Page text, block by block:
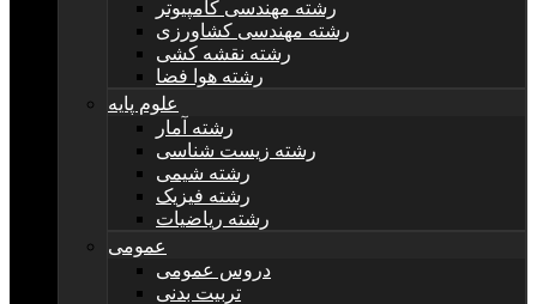
رشته مهندسی کامپیوتر
رشته مهندسی کشاورزی
رشته نقشه کشی
رشته هوا فضا
علوم پایه
رشته آمار
رشته زیست شناسی
رشته شیمی
رشته فیزیک
رشته ریاضیات
عمومی
دروس عمومی
تربیت بدنی